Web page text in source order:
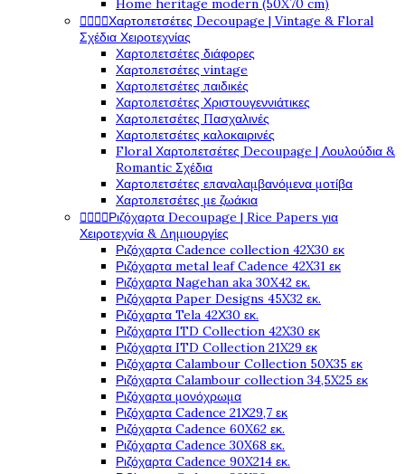
Home heritage modern (50X70 cm)
Χαρτοπετσέτες Decoupage | Vintage & Floral
Σχέδια Χειροτεχνίας
Χαρτοπετσέτες διάφορες
Χαρτοπετσέτες vintage
Χαρτοπετσέτες παιδικές
Χαρτοπετσέτες Χριστουγεννιάτικες
Χαρτοπετσέτες Πασχαλινές
Χαρτοπετσέτες καλοκαιρινές
Floral Χαρτοπετσέτες Decoupage | Λουλούδια &
Romantic Σχέδια
Χαρτοπετσέτες επαναλαμβανόμενα μοτίβα
Χαρτοπετσέτες με ζωάκια
Ριζόχαρτα Decoupage | Rice Papers για
Χειροτεχνία & Δημιουργίες
Ριζόχαρτα Cadence collection 42X30 εκ
Ριζόχαρτα metal leaf Cadence 42X31 εκ
Ριζόχαρτα Nagehan aka 30X42 εκ.
Ριζόχαρτα Paper Designs 45X32 εκ.
Ριζόχαρτα Tela 42Χ30 εκ.
Ριζόχαρτα ITD Collection 42X30 εκ
Ριζόχαρτα ITD Collection 21X29 εκ
Ριζόχαρτα Calambour Collection 50X35 εκ
Ριζόχαρτα Calambour collection 34,5X25 εκ
Ριζόχαρτα μονόχρωμα
Ριζόχαρτα Cadence 21Χ29,7 εκ
Ριζόχαρτα Cadence 60X62 εκ.
Ριζόχαρτα Cadence 30X68 εκ.
Ριζόχαρτα Cadence 90X214 εκ.